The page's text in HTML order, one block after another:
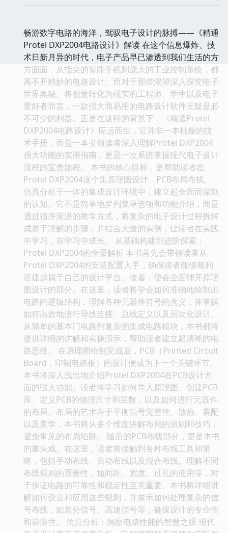
畅游数字电路的海洋，驾驭电子设计的脉搏——《精通
Protel DXP2004电路设计》解读 在这个信息爆炸、技
术日新月异的时代，电子产品早已渗透到我们生活的方
方面面，从指尖的智能手机到庞大的工业控制系统，都
离不开精妙的电路设计。而对于那些渴望深入探究电子
世界奥秘、将创意转化为现实的工程师、学生以及电子
爱好者而言，一款强大而易用的电路设计软件无疑是必
不可少的利器。正是在这样的背景下，《精通Protel
DXP2004电路设计》应运而生，它并非一本枯燥的技
术手册，而是一本引领读者深入理解Protel DXP2004
强大功能的实用指南，更是一次系统掌握现代电子设计
流程的宝贵旅程。 本书的核心目标，是帮助读者在
Protel DXP2004这个集原理图设计、PCB布局布线、
仿真分析于一体的集成设计环境中，建立起全面而深刻
的认知。它不是简单地罗列菜单选项和功能介绍，而是
通过循序渐进的教学方式，将复杂的电子设计过程拆解
成易于理解的步骤，并结合大量的实例，让读者在实践
中学习，在学习中成长。 从基础构建到进阶探索：
Protel DXP2004的全景解析 本书首先会带领读者从
Protel DXP2004的安装配置入手，确保读者能够顺利
搭建起属于自己的设计平台。接着，便会全面铺开原理
图设计的部分。在这里，读者将学会如何准确地绘制出
电路的逻辑结构，理解各种元器件符号的含义，并掌握
如何高效地进行导线连接、总线定义以及层次化设计。
从简单的基本门电路到复杂的集成电路模块，本书都将
提供详细的讲解和实操演示，帮助读者建立起清晰的电
路思维。 在原理图绘制完成后，PCB（Printed Circuit
Board，印制电路板）的设计便成为下一个关键环节。
本书将深入浅出地介绍Protel DXP2004在PCB设计方
面的强大功能。读者将学习如何导入原理图、创建PCB
库、定义PCB的物理尺寸和层数，以及如何进行元器件
的布局。布局的艺术在于平衡信号完整性、散热、装配
以及美学，本书将从多个维度讲解布局的原则和技巧，
避免常见的布局陷阱。 随后的PCB布线部分，更是本书
的重头戏。在这里，读者将接触到各种布线工具和策
略，包括手动布线、自动布线以及混合布线。理解不同
布线规则的重要性，如间距、宽度、过孔的使用等，对
于保证电路的可靠性和稳定性至关重要。本书将详细讲
解如何设置和应用这些规则，并展示如何处理复杂的信
号布线，如差分信号、高速信号等，确保设计的专业性
和前沿性。 仿真分析：洞察电路性能的智慧之眼 现代